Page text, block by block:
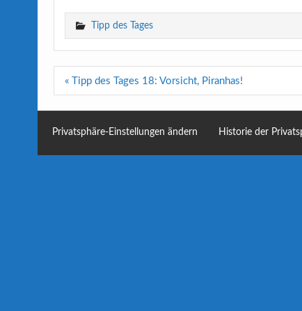
Tipp des Tages
Beitragsnavigation
« Tipp des Tages 18: Vorsicht, Piranhas!
Privatsphäre-Einstellungen ändern Historie der